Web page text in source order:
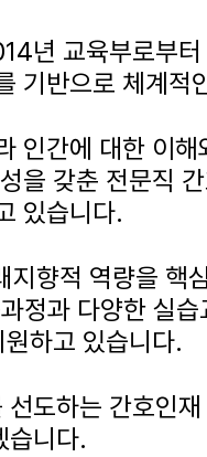
년 교육부로부
기반으로 체계적
인간에 대한 이
을 갖춘 전문직
있습니다.
향적 역량을
정과 다양한 실
하고 있습니다.
도하는 간호인
습니다.